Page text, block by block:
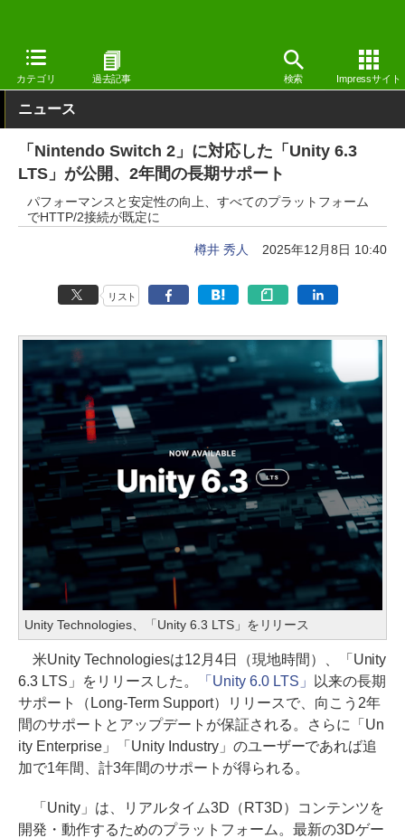
カテゴリ 過去記事 検索 Impressサイト
窓の杜 プログラミング その他
ニュース
「Nintendo Switch 2」に対応した「Unity 6.3
LTS」が公開、2年間の長期サポート
パフォーマンスと安定性の向上、すべてのプラットフォーム
でHTTP/2接続が既定に
樽井 秀人 2025年12月8日 10:40
リスト
Unity Technologies、「Unity 6.3 LTS」をリリース
米Unity Technologiesは12月4日（現地時間）、「Unity
6.3 LTS」をリリースした。
「Unity 6.0 LTS」
以来の長期
サポート（Long-Term Support）リリースで、向こう2年
間のサポートとアップデートが保証される。さらに「Un
ity Enterprise」「Unity Industry」のユーザーであれば追
加で1年間、計3年間のサポートが得られる。
「Unity」は、リアルタイム3D（RT3D）コンテンツを
開発・動作するためのプラットフォーム。最新の3Dゲー